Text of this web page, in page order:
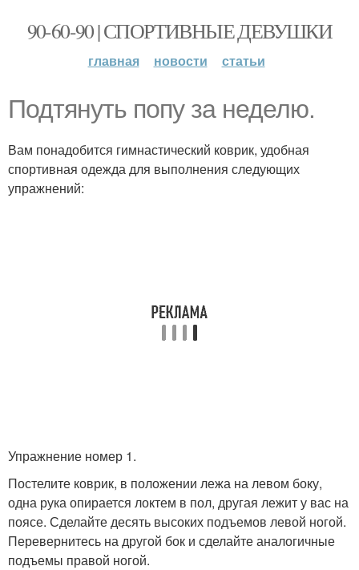
90-60-90 | СПОРТИВНЫЕ ДЕВУШКИ
главная новости статьи
Подтянуть попу за неделю.
Вам понадобится гимнастический коврик, удобная
спортивная одежда для выполнения следующих
упражнений:
Упражнение номер 1.
Постелите коврик, в положении лежа на левом боку,
одна рука опирается локтем в пол, другая лежит у вас на
поясе. Сделайте десять высоких подъемов левой ногой.
Перевернитесь на другой бок и сделайте аналогичные
подъемы правой ногой.